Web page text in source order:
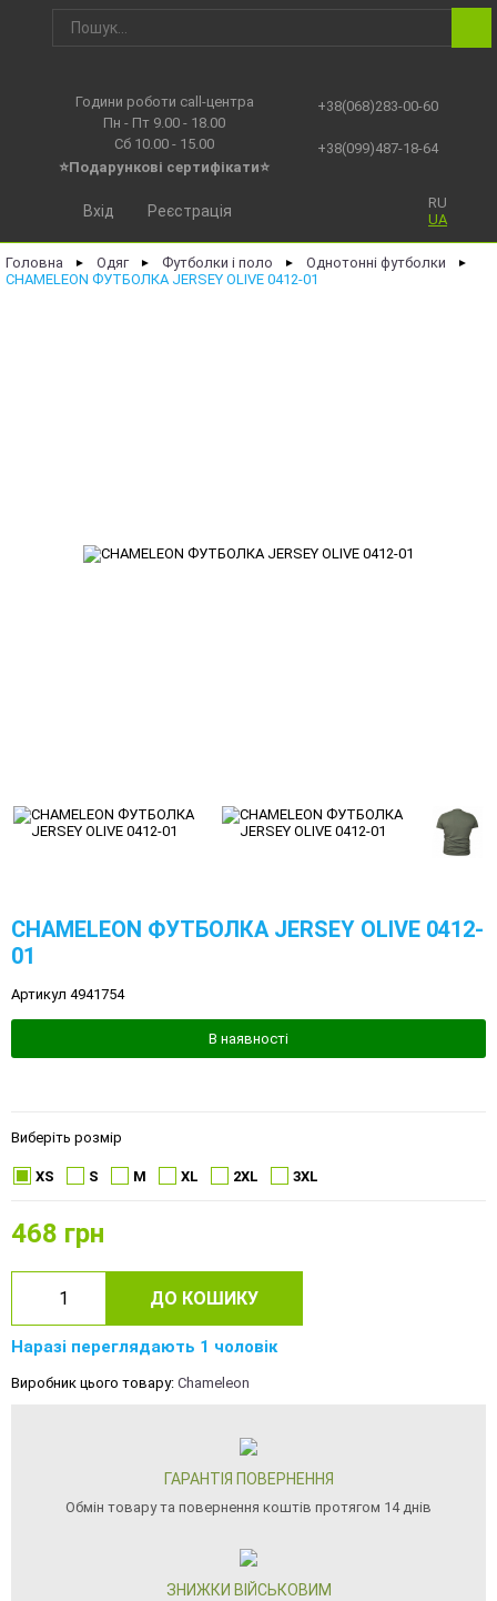
Години роботи call-центра
Пн - Пт 9.00 - 18.00
Сб 10.00 - 15.00
⭐Подарункові сертифікати⭐
+38(068)283-00-60
+38(099)487-18-64
RU
UA
Вхід Реєстрація
Головна ► Одяг ► Футболки і поло ► Однотонні футболки ►
CHAMELEON ФУТБОЛКА JERSEY OLIVE 0412-01
CHAMELEON ФУТБОЛКА JERSEY OLIVE 0412-
01
Артикул 4941754
В наявності
Виберіть розмір
XS S M XL 2XL 3XL
468 грн
ДО КОШИКУ
Наразі переглядають 1 чоловік
Виробник цього товару: Chameleon
ГАРАНТІЯ ПОВЕРНЕННЯ
Обмін товару та повернення коштів протягом 14 днів
ЗНИЖКИ ВІЙСЬКОВИМ